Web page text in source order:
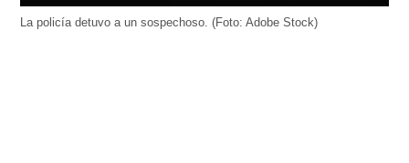
La policía detuvo a un sospechoso. (Foto: Adobe Stock)